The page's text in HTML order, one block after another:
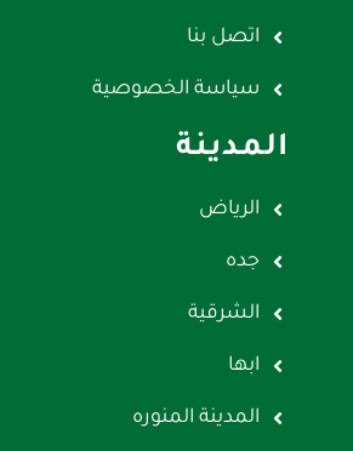
اتصل بنا
سياسة الخصوصية
المدينة
الرياض
جده
الشرقية
ابها
المدينة المنوره